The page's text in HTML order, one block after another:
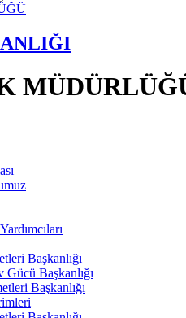
Başkanlığı
Gücü Başkanlığı
Başkanlığı